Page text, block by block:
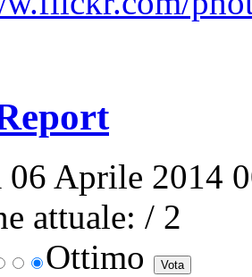
06 Aprile 2014
attuale: / 2
Ottimo